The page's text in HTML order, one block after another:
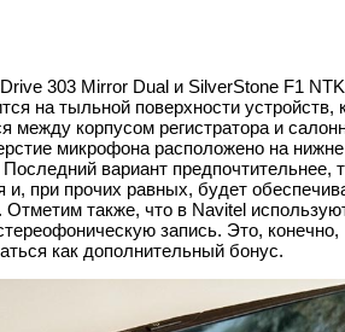
303 Mirror Dual и SilverStone F1
на тыльной поверхности устройств,
между корпусом регистратора и
микрофона расположено на
вариант предпочтительнее,
и, при прочих равных, будет
Отметим также, что в Navitel
запись. Это, конечно,
как дополнительный бонус.